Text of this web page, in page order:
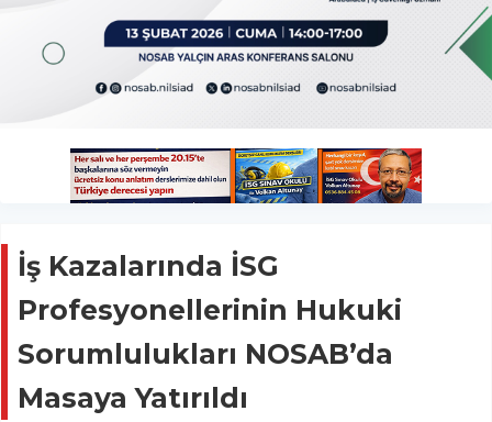
İş Kazalarında İSG
Profesyonellerinin Hukuki
Sorumlulukları NOSAB’da
Masaya Yatırıldı